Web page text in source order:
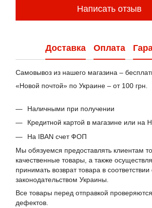
Написать отзыв
Доставка Оплата
Самовывоз из нашего магазина –
«Новой почтой» по Украине – от 100 грн.
Наличными при получении
Кредитной картой в магазине или на
На IBAN счет ФОП
Мы обязуемся предоставлять клиентам
качественные товары, а также
принимать возврат товара в соответствии
законодательством Украины.
Все товары перед отправкой
дефектов.